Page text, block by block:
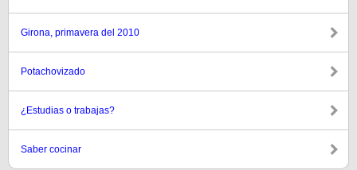
Girona, primavera del 2010
Potachovizado
¿Estudias o trabajas?
Saber cocinar